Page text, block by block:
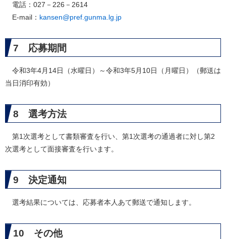
電話：027－226－2614
E-mail： kansen@pref.gunma.lg.jp
7 応募期間
令和3年4月14日（水曜日）～令和3年5月10日（月曜日）（郵送は
当日消印有効）
8 選考方法
第1次選考として書類審査を行い、第1次選考の通過者に対し第2
次選考として面接審査を行います。
9 決定通知
選考結果については、応募者本人あて郵送で通知します。
10 その他